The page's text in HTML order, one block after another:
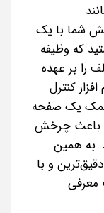
شما با یک
که وظیفه
را بر عهده
کنترل
یک صفحه
باعث چرخش
به همین
و با
معرفی